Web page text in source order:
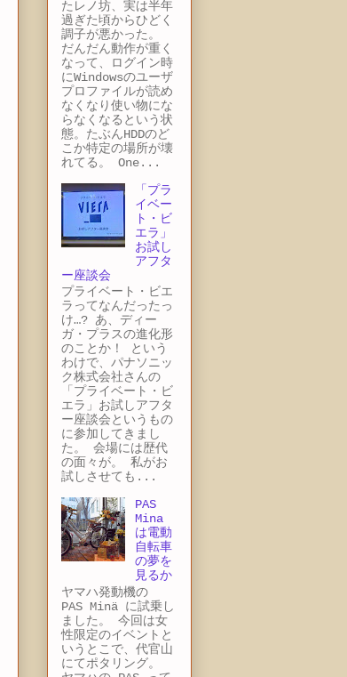
たレノ坊、実は半年
過ぎた頃からひどく
調子が悪かった。
だんだん動作が重く
なって、ログイン時
にWindowsのユーザ
プロファイルが読め
なくなり使い物にな
らなくなるという状
態。たぶんHDDのど
こか特定の場所が壊
れてる。 One...
「プラ
イベー
ト・ビ
エラ」
お試し
アフタ
ー座談会
プライベート・ビエ
ラってなんだったっ
け…? あ、ディー
ガ・プラスの進化形
のことか！ という
わけで、パナソニッ
ク株式会社さんの
「プライベート・ビ
エラ」お試しアフタ
ー座談会というもの
に参加してきまし
た。 会場には歴代
の面々が。 私がお
試しさせても...
PAS
Mina
は電動
自転車
の夢を
見るか
ヤマハ発動機の
PAS Minä に試乗し
ました。 今回は女
性限定のイベントと
いうとこで、代官山
にてポタリング。